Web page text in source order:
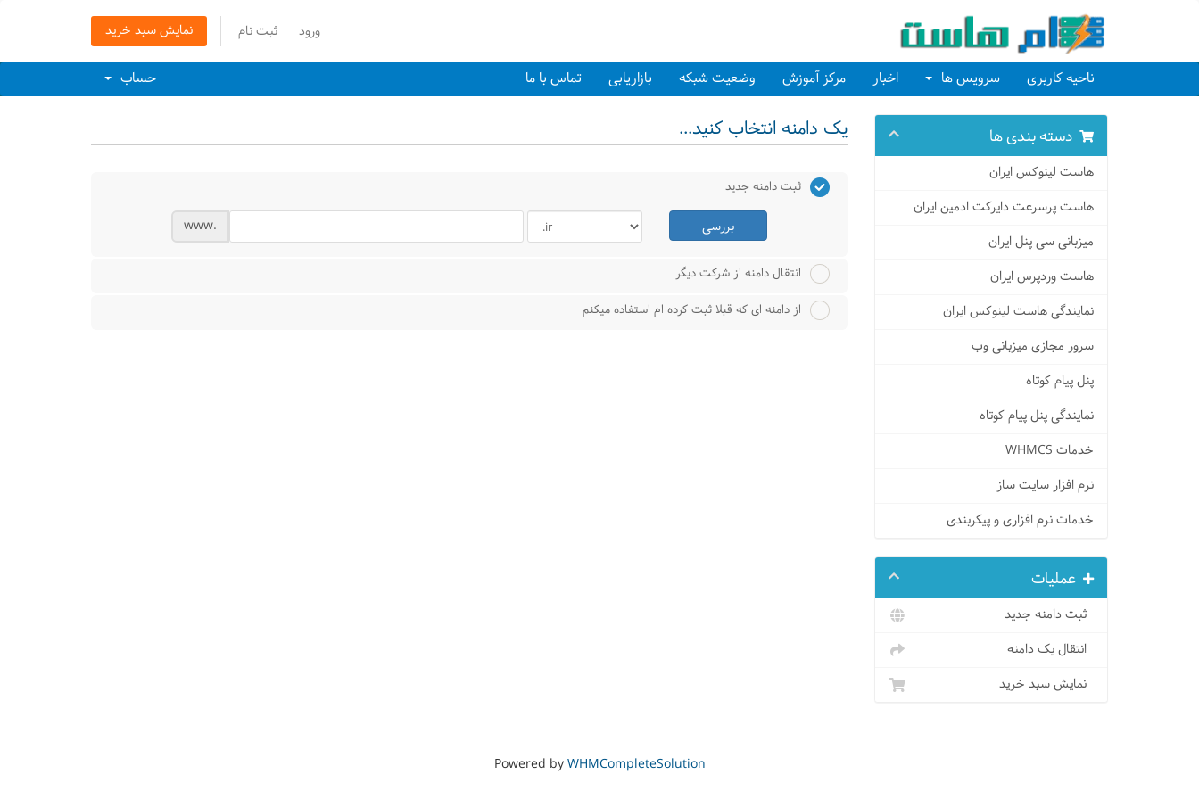
ورود ثبت نام نمایش سبد خرید
ناحیه کاربری سرویس ها اخبار مرکز آموزش وضعیت شبکه بازاریابی تماس با ما حساب
یک دامنه انتخاب کنید...
دسته بندی ها
هاست لینوکس ایران
هاست پرسرعت دایرکت ادمین ایران
میزبانی سی پنل ایران
هاست وردپرس ایران
نمایندگی هاست لینوکس ایران
سرور مجازی میزبانی وب
پنل پیام کوتاه
نمایندگی پنل پیام کوتاه
خدمات WHMCS
نرم افزار سایت ساز
خدمات نرم افزاری و پیکربندی
عملیات
ثبت دامنه جدید
انتقال یک دامنه
نمایش سبد خرید
ثبت دامنه جدید
www. بررسی
انتقال دامنه از شرکت دیگر
از دامنه ای که قبلا ثبت کرده ام استفاده میکنم
Powered byWHMCompleteSolution